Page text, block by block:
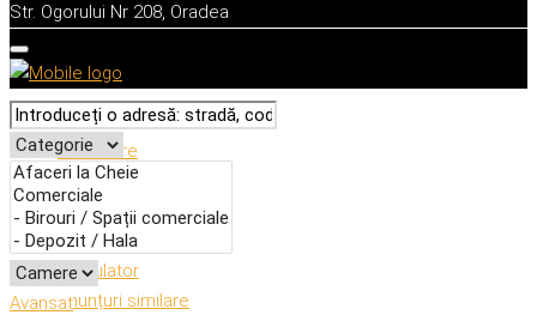
Str. Ogorului Nr 208, Oradea
Avansat
Descriere
Caracteristici
Adresă
Detalii
Calculator
Anunțuri similare